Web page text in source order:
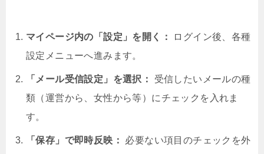
マイページ内の「設定」を開く：
ログイン後、各種
設定メニューへ進みます。
「メール受信設定」を選択：
受信したいメールの種
類（運営から、女性から等）にチェックを入れま
す。
「保存」で即時反映：
必要ない項目のチェックを外